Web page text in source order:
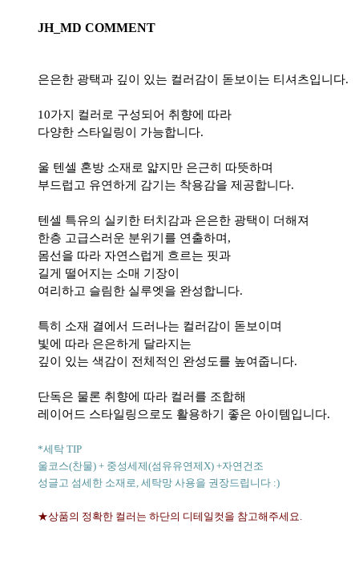
JH_MD COMMENT
은은한 광택과 깊이 있는 컬러감이 돋보이는 티셔츠입니다.
10가지 컬러로 구성되어 취향에 따라
다양한 스타일링이 가능합니다.
울 텐셀 혼방 소재로 얇지만 은근히 따뜻하며
부드럽고 유연하게 감기는 착용감을 제공합니다.
텐셀 특유의 실키한 터치감과 은은한 광택이 더해져
한층 고급스러운 분위기를 연출하며,
몸선을 따라 자연스럽게 흐르는 핏과
길게 떨어지는 소매 기장이
여리하고 슬림한 실루엣을 완성합니다.
특히 소재 결에서 드러나는 컬러감이 돋보이며
빛에 따라 은은하게 달라지는
깊이 있는 색감이 전체적인 완성도를 높여줍니다.
단독은 물론 취향에 따라 컬러를 조합해
레이어드 스타일링으로도 활용하기 좋은 아이템입니다.
*세탁 TIP
울코스(찬물) + 중성세제(섬유유연제X) +자연건조
성글고 섬세한 소재로, 세탁망 사용을 권장드립니다 :)
★상품의 정확한 컬러는 하단의 디테일컷을 참고해주세요.